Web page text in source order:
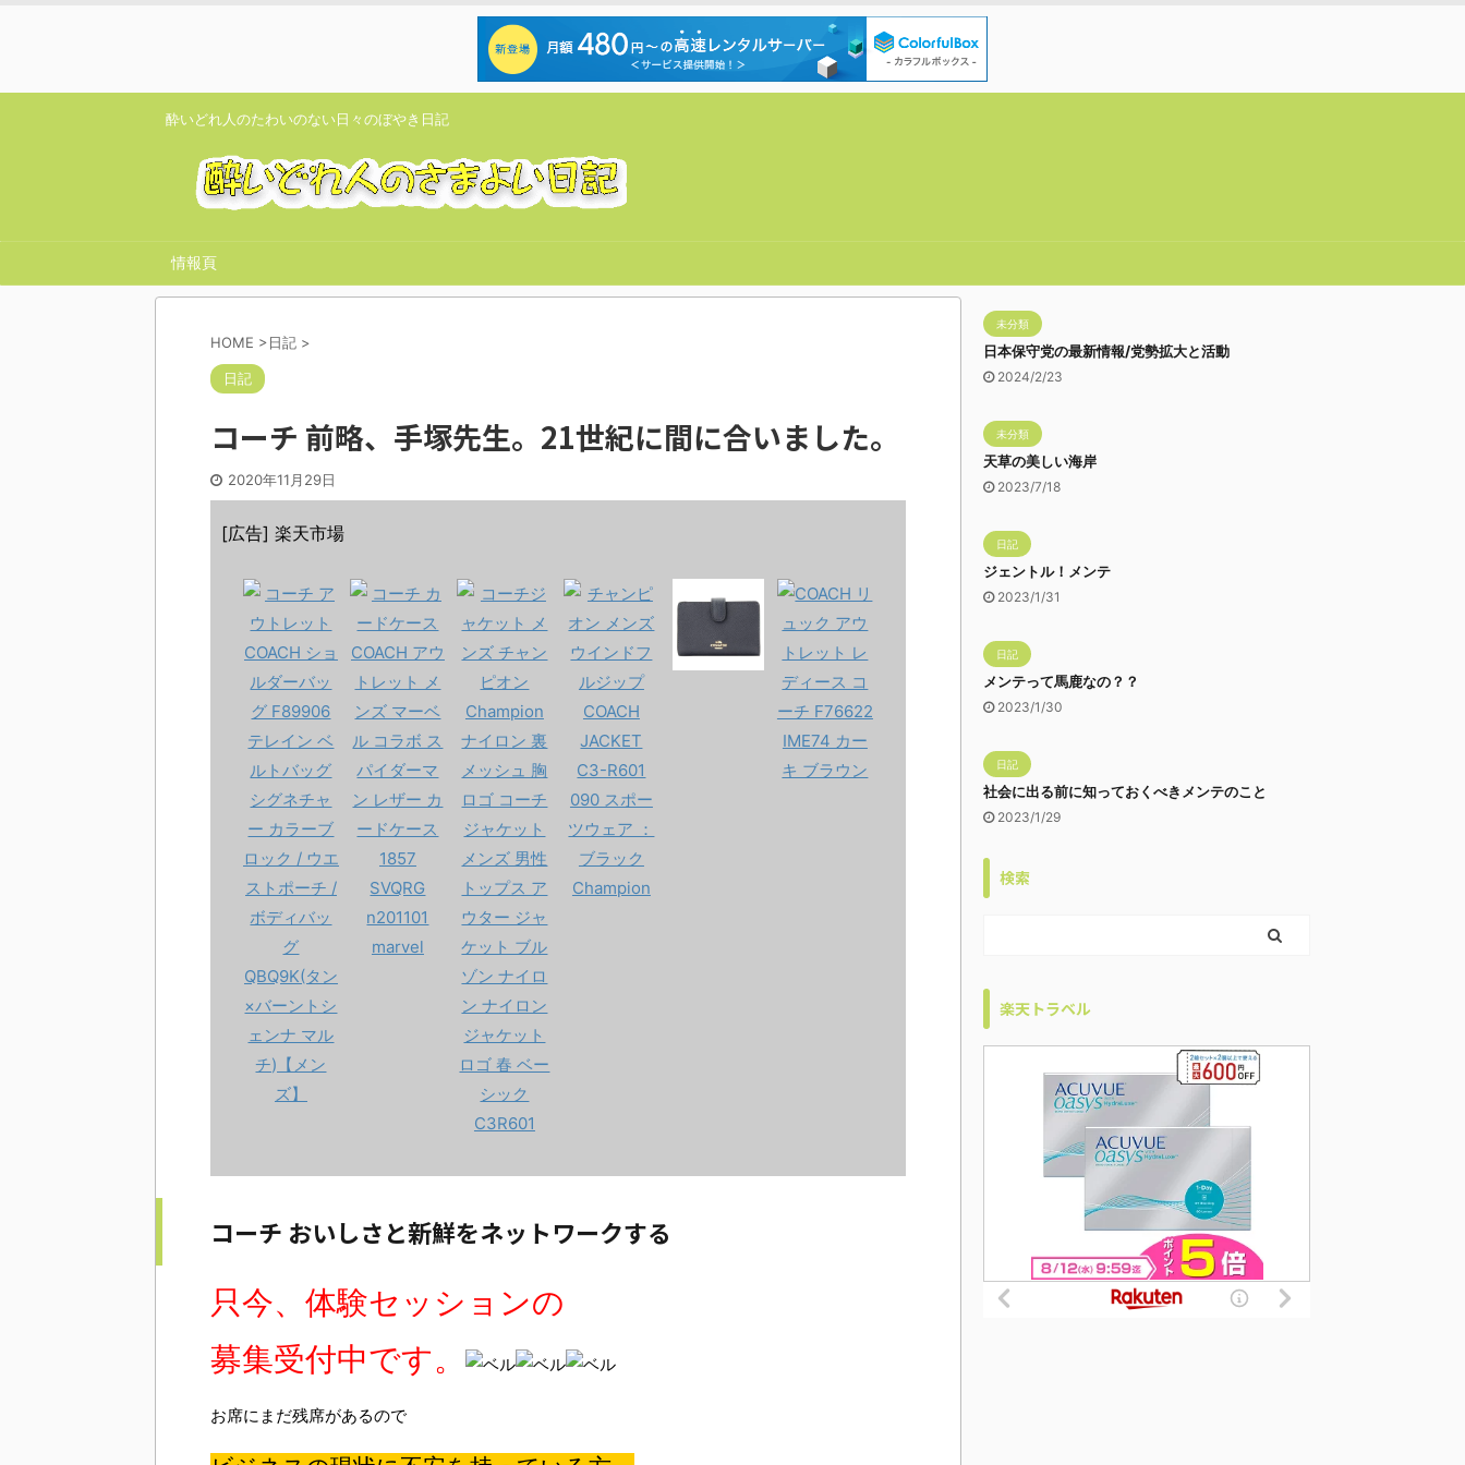
酔いどれ人のたわいのない日々のぼやき日記
情報頁
HOME >日記 >
日記
コーチ 前略、手塚先生。21世紀に間に合いました。
2020年11月29日
[広告] 楽天市場
コーチ おいしさと新鮮をネットワークする
只今、体験セッションの
募集受付中です。
お席にまだ残席があるので
未分類
日本保守党の最新情報/党勢拡大と活動
2024/2/23
未分類
天草の美しい海岸
2023/7/18
日記
ジェントル！メンテ
2023/1/31
日記
メンテって馬鹿なの？？
2023/1/30
日記
社会に出る前に知っておくべきメンテのこと
2023/1/29
検索
楽天トラベル